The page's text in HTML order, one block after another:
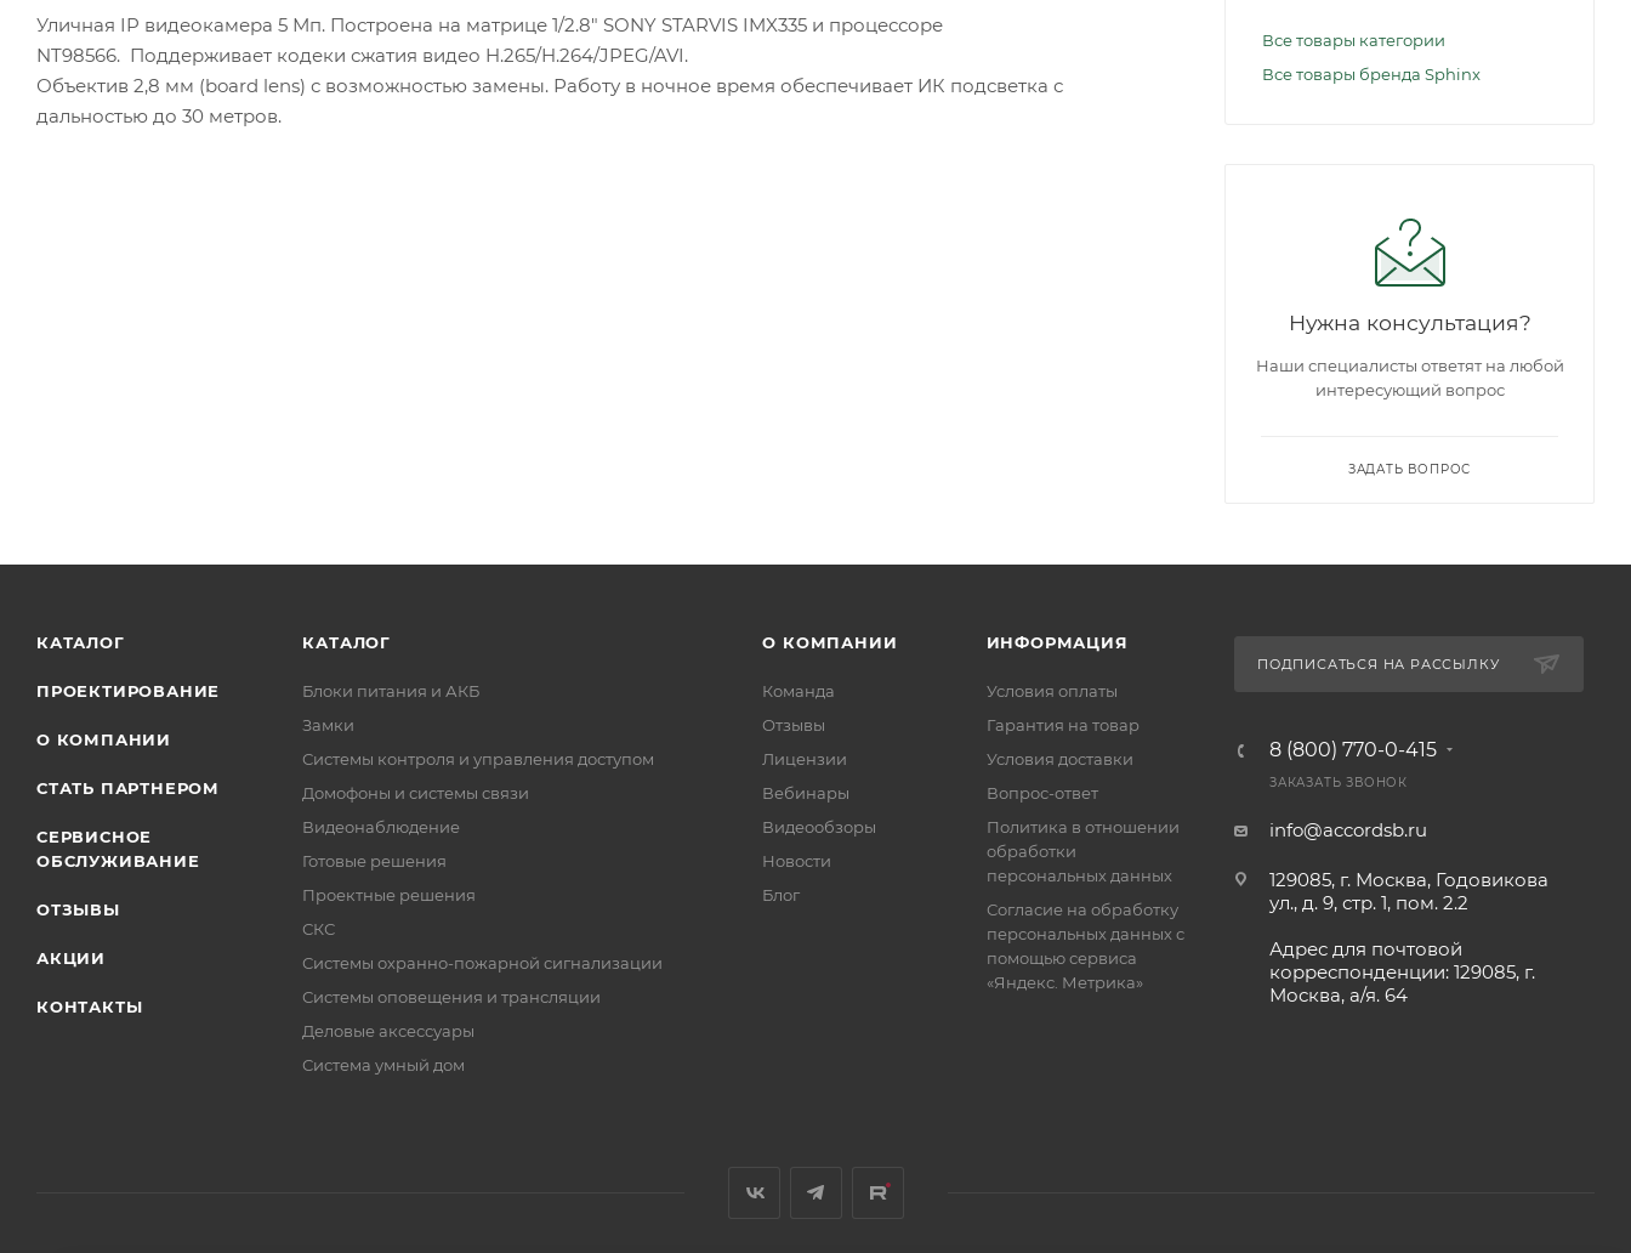
Уличная IP видеокамера 5 Мп. Построена на матрице 1/2.8" SONY STARVIS IMX335 и процессоре
NT98566. Поддерживает кодеки сжатия видео H.265/H.264/JPEG/AVI.
Объектив 2,8 мм (board lens) с возможностью замены. Работу в ночное время обеспечивает ИК подсветка с
дальностью до 30 метров.
Все товары категории
Все товары бренда Sphinx
Нужна консультация?
Наши специалисты ответят на любой
интересующий вопрос
ЗАДАТЬ ВОПРОС
КАТАЛОГ
ПРОЕКТИРОВАНИЕ
О КОМПАНИИ
СТАТЬ ПАРТНЕРОМ
СЕРВИСНОЕ
ОБСЛУЖИВАНИЕ
ОТЗЫВЫ
АКЦИИ
КОНТАКТЫ
КАТАЛОГ
Блоки питания и АКБ
Замки
Системы контроля и управления доступом
Домофоны и системы связи
Видеонаблюдение
Готовые решения
Проектные решения
СКС
Системы охранно-пожарной сигнализации
Системы оповещения и трансляции
Деловые аксессуары
Система умный дом
О КОМПАНИИ
Команда
Отзывы
Лицензии
Вебинары
Видеообзоры
Новости
Блог
ИНФОРМАЦИЯ
Условия оплаты
Гарантия на товар
Условия доставки
Вопрос-ответ
Политика в отношении
обработки
персональных данных
Согласие на обработку
персональных данных с
помощью сервиса
«Яндекс. Метрика»
ПОДПИСАТЬСЯ НА РАССЫЛКУ
8 (800) 770-0-415
ЗАКАЗАТЬ ЗВОНОК
info@accordsb.ru
129085, г. Москва, Годовикова
ул., д. 9, стр. 1, пом. 2.2
Адрес для почтовой
корреспонденции: 129085, г.
Москва, а/я. 64